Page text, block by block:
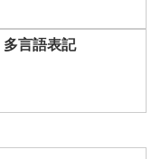
言語表記